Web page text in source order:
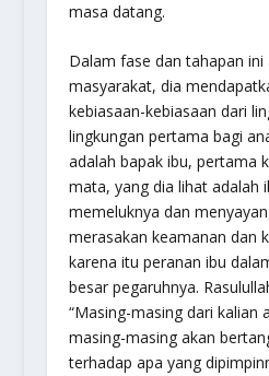
masa datang.
Dalam fase dan tahapan ini
masyarakat, dia
kebiasaan-kebiasaan dari
lingkungan pertama bagi
adalah bapak ibu, pertama
mata, yang dia lihat adalah
memeluknya dan
merasakan keamanan dan
karena itu peranan ibu
besar pegaruhnya.
“Masing-masing dari kalian
masing-masing akan
terhadap apa yang